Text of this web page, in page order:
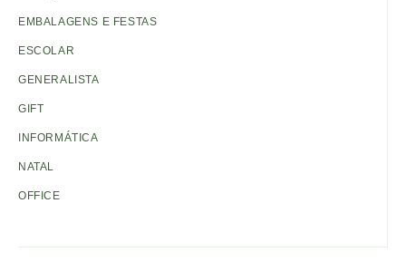
EMBALAGENS E FESTAS
ESCOLAR
GENERALISTA
GIFT
INFORMÁTICA
NATAL
OFFICE